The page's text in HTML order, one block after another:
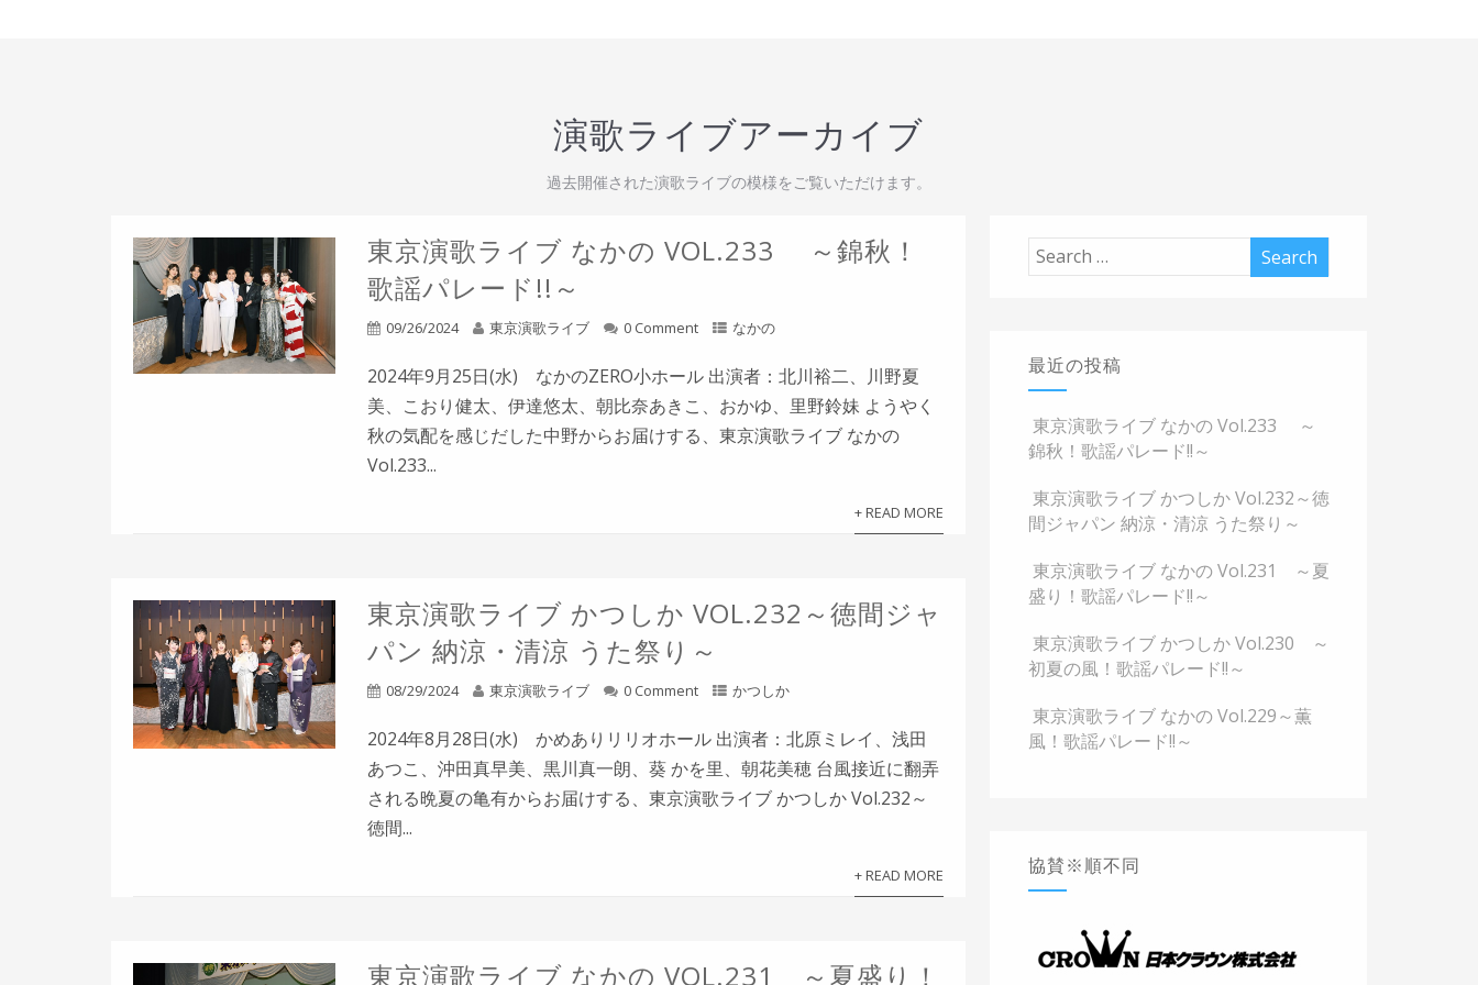
演歌ライブアーカイブ
過去開催された演歌ライブの模様をご覧いただけます。
東京演歌ライブ なかの VOL.233 ～錦秋！
歌謡パレード!!～
09/26/2024 東京演歌ライブ 0 Comment なかの
2024年9月25日(水) なかのZERO小ホール 出演者：北川裕二、川野夏
美、こおり健太、伊達悠太、朝比奈あきこ、おかゆ、里野鈴妹 ようやく
秋の気配を感じだした中野からお届けする、東京演歌ライブ なかの
Vol.233...
+ READ MORE
東京演歌ライブ かつしか VOL.232～徳間ジャ
パン 納涼・清涼 うた祭り～
08/29/2024 東京演歌ライブ 0 Comment かつしか
2024年8月28日(水) かめありリリオホール 出演者：北原ミレイ、浅田
あつこ、沖田真早美、黒川真一朗、葵 かを里、朝花美穂 台風接近に翻弄
される晩夏の亀有からお届けする、東京演歌ライブ かつしか Vol.232～
徳間...
+ READ MORE
東京演歌ライブ なかの VOL.231 ～夏盛り！
最近の投稿
東京演歌ライブ なかの Vol.233 ～
錦秋！歌謡パレード!!～
東京演歌ライブ かつしか Vol.232～徳
間ジャパン 納涼・清涼 うた祭り～
東京演歌ライブ なかの Vol.231 ～夏
盛り！歌謡パレード!!～
東京演歌ライブ かつしか Vol.230 ～
初夏の風！歌謡パレード!!～
東京演歌ライブ なかの Vol.229～薫
風！歌謡パレード!!～
協賛※順不同